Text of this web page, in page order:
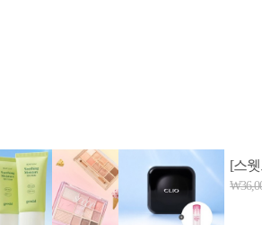
398-8129 사업자등록번호: 102-81-32883
자: 2022.06.03
: 김선희